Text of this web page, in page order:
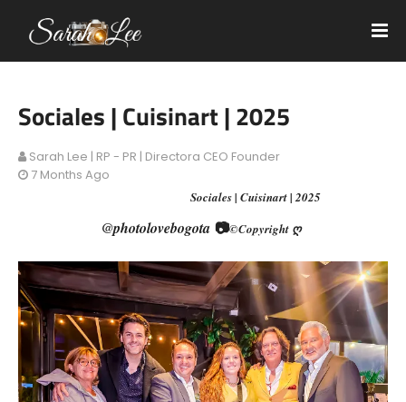
Sociales | Cuisinart | 2025
Sarah Lee | RP - PR | Directora CEO Founder
7 Months Ago
Sociales | Cuisinart | 2025
@photolovebogota 📷©Copyright ღ